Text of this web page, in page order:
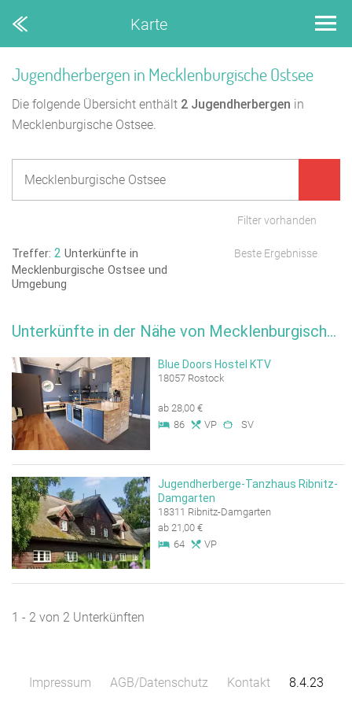
Karte
Jugendherbergen in Mecklenburgische Ostsee
Die folgende Übersicht enthält 2 Jugendherbergen in
Mecklenburgische Ostsee.
Filter vorhanden
Treffer: 2 Unterkünfte in
Mecklenburgische Ostsee und
Umgebung
Beste Ergebnisse
Unterkünfte in der Nähe von Mecklenburgische Ostsee
Blue Doors Hostel KTV
18057 Rostock
ab 28,00 €
86
VP SV
Jugendherberge-Tanzhaus Ribnitz-
Damgarten
18311 Ribnitz-Damgarten
ab 21,00 €
64
VP
1 - 2 von 2 Unterkünften
Impressum AGB/Datenschutz Kontakt 8.4.23